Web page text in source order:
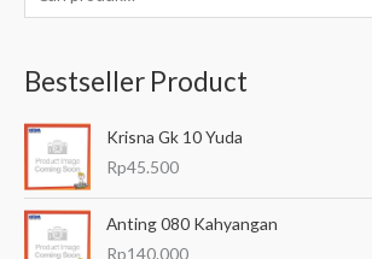
e
c
a
Bestseller Product
Krisna Gk 10 Yuda
Rp45.500
Anting 080 Kahyangan
Rp140.000